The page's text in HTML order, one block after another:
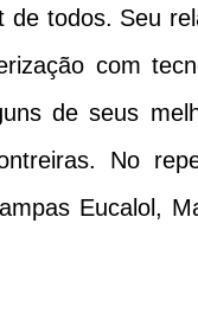
todos. Seu
com
de seus
No
Eucalol,